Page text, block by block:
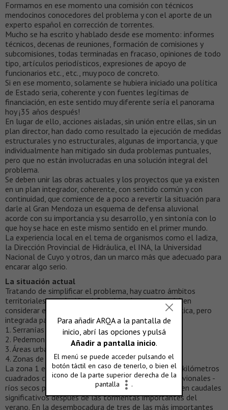
Formamos en ese momento una comisión con técnicos
mendocinos conocedores del problema y con el aporte de un
experto español en corrección de torrentes.
Mucho se ha escrito y hablado desde ese momento: informes
técnicos, decenas de reuniones, formación de comisiones y
subcomisiones, todas terminadas en fracaso, opiniones de todo
tipo, artículos periodísticos, expresiones de apoyo de
funcionarios etc., etc., muy poco de concreto.
Si en ese momento, solamente se hubiera iniciado una política
de Estado seria, coherente y con fuentes legítimas de
financiación, en este sentido muy diferente sería el panorama
hoy ¡35 años después!
En lugar de ello, acciones aisladas, sin unión entre ellas, sin un
plan director, han dado como resultado la ejecución de medidas
estructurales y no estructurales, algunas de importancia, y que
individualmente han mitigado sin duda problemas puntuales,
pero que no están involucradas en una solución integral del
problema.
Se deben unir las obras actuales y los proyectos que ya existen
en un plan integrador, coherente, con sentido común y con
continuidad, que comience de a poco a revertir la situación para
darle al Gran Mendoza un esquema de defensa aluvional
acorde con su importancia y su desarrollo, y en sintonía con lo
que hoy se hace en este mismo sentido en el primer mundo.
La experiencia local en el tema de organismos como el Iadiza,
la Dirección Provincial de Hidráulica, el INA, la Universidad
Nacional de Cuyo y otros, dan un marco más que adecuado para
encarar algo serio.
La situación actual
Tratando de simplificar el problema, hay cuatro ámbitos
territoriales en relación al Gran Mendoza que se deben
considerar en forma independiente por su problemática, pero
integrada para sus resultados.
1. Serranías de precordillera y pedemonte superior.
2. Pedemonte inferior y zonas suburbanas.
3. Áreas urbanas.
4. Zonas de regadío.
La zona 1 es una extensa área de alrededor de 600 kilómetros
cuadrados conformada por cuencas típicamente aluvionales -
ríos secos para los mendocinos-, que solamente traen caudales
significativos después de las tormentas importantes del
verano. En la desembocadura de tres de las más importantes